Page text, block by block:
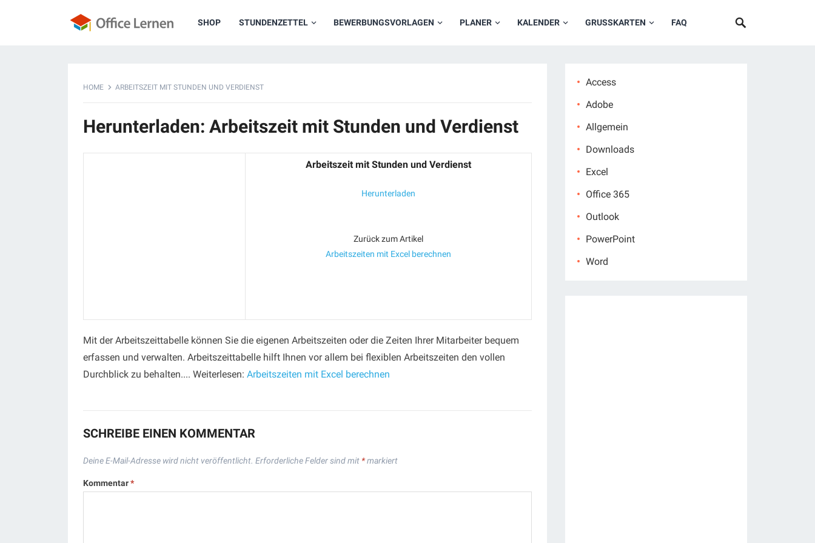
SHOP STUNDENZETTEL BEWERBUNGSVORLAGEN PLANER KALENDER GRUSSKARTEN FAQ
HOME ARBEITSZEIT MIT STUNDEN UND VERDIENST
Herunterladen: Arbeitszeit mit Stunden und Verdienst
Arbeitszeit mit Stunden und Verdienst
Herunterladen
Zurück zum Artikel
Arbeitszeiten mit Excel berechnen
Mit der Arbeitszeittabelle können Sie die eigenen Arbeitszeiten oder die Zeiten Ihrer Mitarbeiter bequem
erfassen und verwalten. Arbeitszeittabelle hilft Ihnen vor allem bei flexiblen Arbeitszeiten den vollen
Durchblick zu behalten.... Weiterlesen: Arbeitszeiten mit Excel berechnen
SCHREIBE EINEN KOMMENTAR
Deine E-Mail-Adresse wird nicht veröffentlicht. Erforderliche Felder sind mit *markiert
Kommentar*
Access
Adobe
Allgemein
Downloads
Excel
Office 365
Outlook
PowerPoint
Word